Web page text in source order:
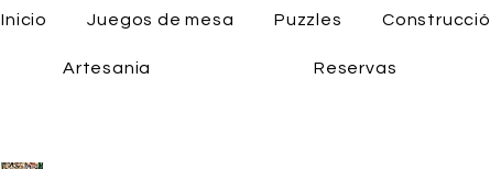
Inicio Juegos de mesa Puzzles Construcció
Artesania Reservas